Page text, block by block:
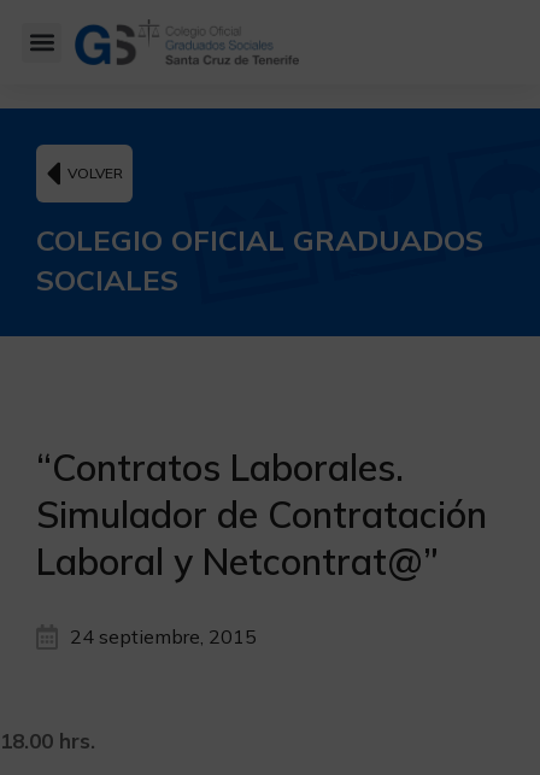
VOLVER
COLEGIO OFICIAL GRADUADOS
SOCIALES
“Contratos Laborales.
Simulador de Contratación
Laboral y Netcontrat@”
24 septiembre, 2015
18.00 hrs.